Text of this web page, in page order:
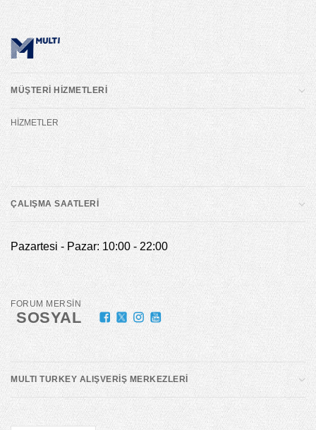
MÜŞTERİ HİZMETLERİ
HİZMETLER
ÇALIŞMA SAATLERİ
Pazartesi - Pazar: 10:00 - 22:00
FORUM MERSİN
SOSYAL
MULTI TURKEY ALIŞVERİŞ MERKEZLERİ